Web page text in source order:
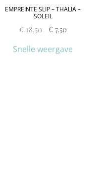
EMPREINTE SLIP – THALIA –
SOLEIL
€18.50 € 7.50
Snelle weergave